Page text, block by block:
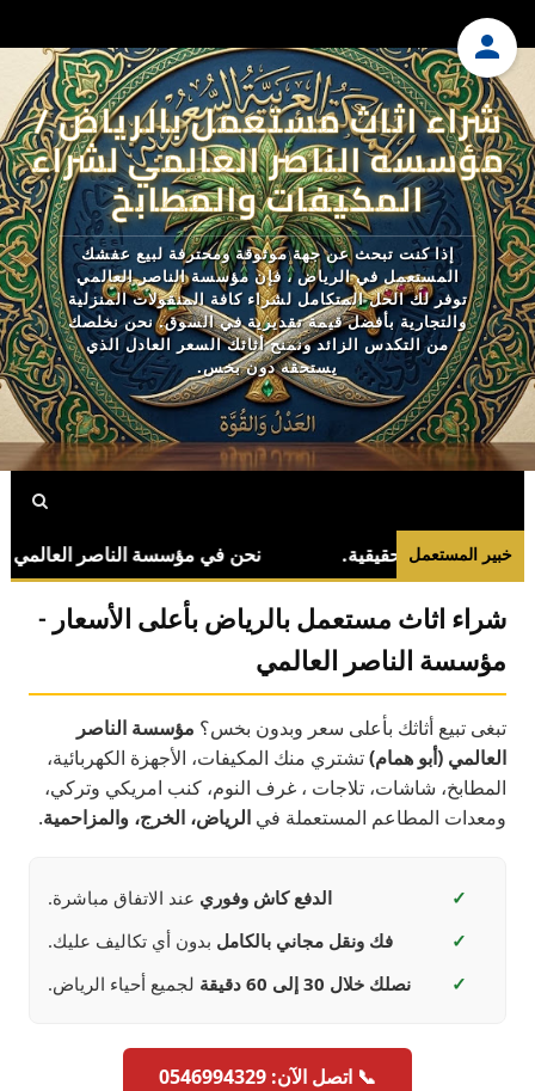
شراء اثاث مستعمل بالرياض /
مؤسسه الناصر العالمي لشراء
المكيفات والمطابخ
إذا كنت تبحث عن جهة موثوقة ومحترفة لبيع عفشك
المستعمل في الرياض ، فإن مؤسسة الناصر العالمي
توفر لك الحل المتكامل لشراء كافة المنقولات المنزلية
والتجارية بأفضل قيمة تقديرية في السوق. نحن نخلصك
من التكدس الزائد ونمنح أثاثك السعر العادل الذي
يستحقه دون بخس.
خبير المستعمل
شراء اثاث مستعمل بالرياض بأعلى الأسعار -
مؤسسة الناصر العالمي
تبغى تبيع أثاثك بأعلى سعر وبدون بخس؟ مؤسسة الناصر
العالمي (أبو همام)تشتري منك المكيفات، الأجهزة الكهربائية،
المطابخ، شاشات، تلاجات ، غرف النوم، كنب امريكي وتركي،
ومعدات المطاعم المستعملة في الرياض، الخرج، والمزاحمية.
✓ الدفع كاش وفوري عند الاتفاق مباشرة.
✓
فك ونقل مجاني بالكامل بدون أي تكاليف عليك.
✓
نصلك خلال 30 إلى 60 دقيقة لجميع أحياء الرياض.
📞 اتصل الآن: 0546994329